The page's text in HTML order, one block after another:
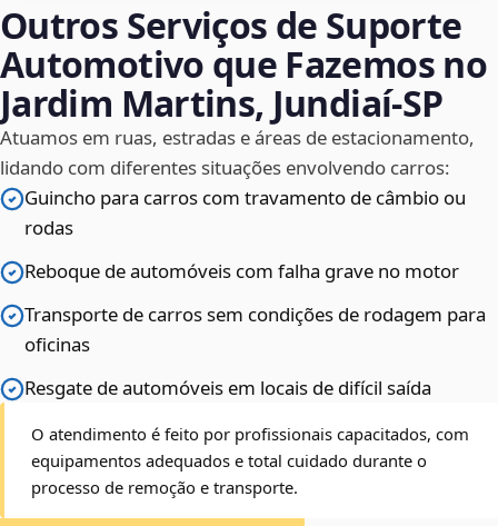
Outros Serviços de Suporte
Automotivo que Fazemos no
Jardim Martins, Jundiaí‑SP
Atuamos em ruas, estradas e áreas de estacionamento,
lidando com diferentes situações envolvendo carros:
Guincho para carros com travamento de câmbio ou
rodas
Reboque de automóveis com falha grave no motor
Transporte de carros sem condições de rodagem para
oficinas
Resgate de automóveis em locais de difícil saída
O atendimento é feito por profissionais capacitados, com
equipamentos adequados e total cuidado durante o
processo de remoção e transporte.